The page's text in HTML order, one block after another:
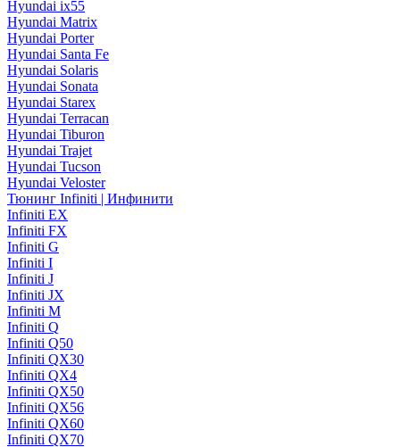
Hyundai ix55
Hyundai Matrix
Hyundai Porter
Hyundai Santa Fe
Hyundai Solaris
Hyundai Sonata
Hyundai Starex
Hyundai Terracan
Hyundai Tiburon
Hyundai Trajet
Hyundai Tucson
Hyundai Veloster
Тюнинг Infiniti | Инфинити
Infiniti EX
Infiniti FX
Infiniti G
Infiniti I
Infiniti J
Infiniti JX
Infiniti M
Infiniti Q
Infiniti Q50
Infiniti QX30
Infiniti QX4
Infiniti QX50
Infiniti QX56
Infiniti QX60
Infiniti QX70